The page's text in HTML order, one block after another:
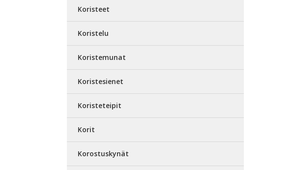
Koristeet
Koristelu
Koristemunat
Koristesienet
Koristeteipit
Korit
Korostuskynät